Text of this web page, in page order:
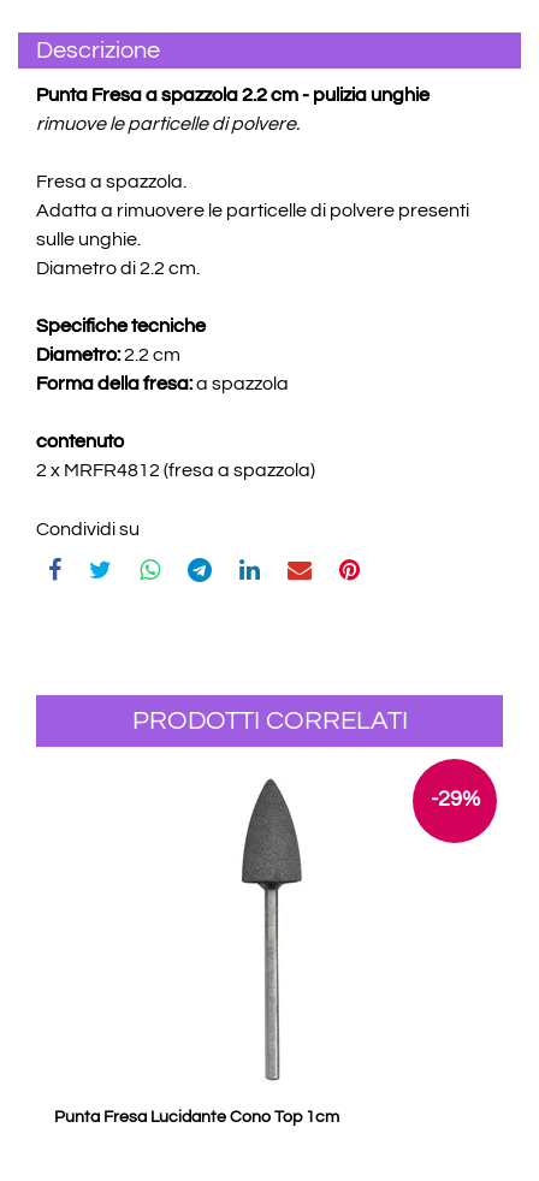
Descrizione
Punta Fresa a spazzola 2.2 cm - pulizia unghie
rimuove le particelle di polvere.
Fresa a spazzola.
Adatta a rimuovere le particelle di polvere presenti
sulle unghie.
Diametro di 2.2 cm.
Specifiche tecniche
Diametro:2.2 cm
Forma della fresa:a spazzola
contenuto
2 x MRFR4812 (fresa a spazzola)
Condividi su
PRODOTTI CORRELATI
-29%
Punta Fresa Lucidante Cono Top 1cm